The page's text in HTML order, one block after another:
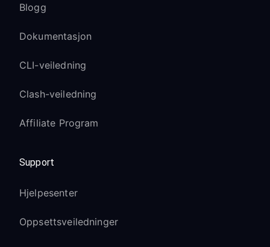
Blogg
Dokumentasjon
CLI-veiledning
Clash-veiledning
Affiliate Program
Support
Hjelpesenter
Oppsettsveiledninger